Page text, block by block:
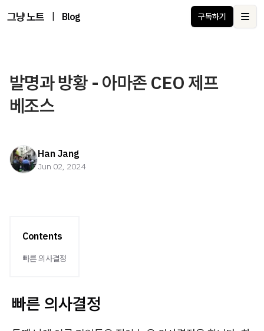
그냥 노트 Blog 구독하기
발명과 방황 - 아마존 CEO 제프
베조스
Han Jang
Jun 02, 2024
Contents
빠른 의사결정
빠른 의사결정